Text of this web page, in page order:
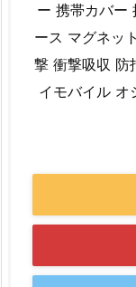
ー 携帯カバー
ース マグネッ
撃 衝撃吸収 防
イモバイル オ